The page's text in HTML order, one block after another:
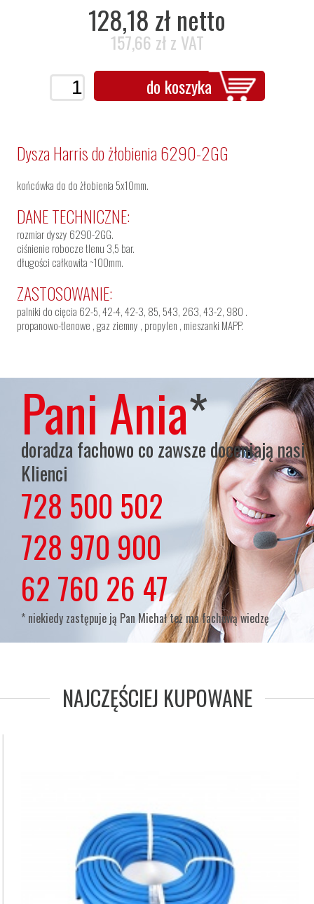
128,18 zł netto
157,66 zł z VAT
do koszyka
Dysza Harris do żłobienia 6290-2GG
końcówka do do żłobienia 5x10mm.
DANE TECHNICZNE:
rozmiar dyszy 6290-2GG.
ciśnienie robocze tlenu 3,5 bar.
długości całkowita ~100mm.
ZASTOSOWANIE:
palniki do cięcia 62-5, 42-4, 42-3, 85, 543, 263, 43-2, 980 .
propanowo-tlenowe , gaz ziemny , propylen , mieszanki MAPP.
Pani Ania*
doradza fachowo co zawsze doceniają nasi
Klienci
728 500 502
lub
728 970 900
lub
62 760 26 47
* niekiedy zastępuje ją Pan Michał też ma fachową wiedzę
NAJCZĘŚCIEJ KUPOWANE